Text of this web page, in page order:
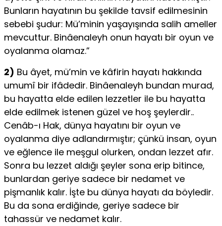
Bunların hayatının bu şekilde tavsif edilmesinin
sebebi şudur: Mü’minin yaşayışında salih ameller
mevcuttur. Binâenaleyh onun hayatı bir oyun ve
oyalanma olamaz.”
2) Bu âyet, mü’min ve kâfirin hayatı hakkında
umumî bir ifâdedir. Binâenaleyh bundan murad,
bu hayatta elde edilen lezzetler ile bu hayatta
elde edilmek istenen güzel ve hoş şeylerdir..
Cenâb-ı Hak, dünya hayatını bir oyun ve
oyalanma diye adlandırmıştır; çünkü insan, oyun
ve eğlence ile meşgul olurken, ondan lezzet afır.
Sonra bu lezzet aldığı şeyler sona erip bitince,
bunlardan geriye sadece bir nedamet ve
pişmanlık kalır. İşte bu dünya hayatı da böyledir.
Bu da sona erdiğinde, geriye sadece bir
tahassür ve nedamet kalır.